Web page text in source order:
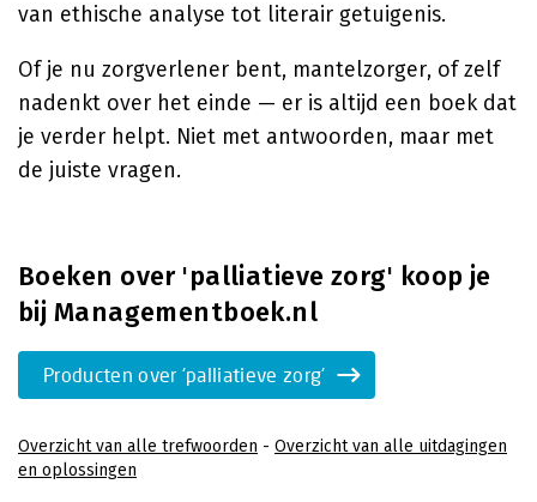
van ethische analyse tot literair getuigenis.
Of je nu zorgverlener bent, mantelzorger, of zelf
nadenkt over het einde — er is altijd een boek dat
je verder helpt. Niet met antwoorden, maar met
de juiste vragen.
Boeken over 'palliatieve zorg' koop je
bij Managementboek.nl
Producten over 'palliatieve zorg'
Overzicht van alle trefwoorden - Overzicht van alle uitdagingen
en oplossingen